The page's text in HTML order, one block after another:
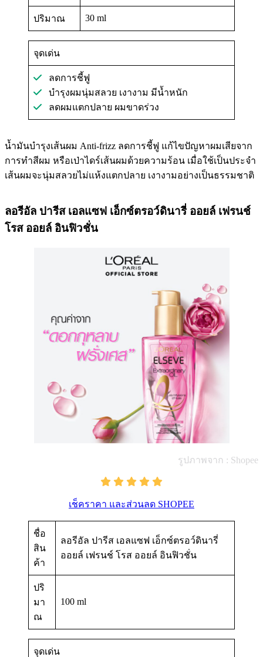
ปริมาณ 30 ml
จุดเด่น
ลดการชี้ฟู
บำรุงผมนุ่มสลวย เงางาม มีน้ำหนัก
ลดผมแตกปลาย ผมขาดร่วง
น้ำมันบำรุงเส้นผม Anti-frizz ลดการชี้ฟู แก้ไขปัญหาผมเสียจาก
การทำสีผม หรือเป่าไดร์เส้นผมด้วยความร้อน เมื่อใช้เป็นประจำ
เส้นผมจะนุ่มสลวยไม่แห้งแตกปลาย เงางามอย่างเป็นธรรมชาติ
ลอรีอัล ปารีส เอลแซฟ เอ็กซ์ตรอว์ดินารี่ ออยล์ เฟรนช์
โรส ออยล์ อินฟิวชั่น
รูปภาพจาก : Shopee
เช็คราคา และส่วนลด SHOPEE
ชื่อ
สิน
ค้า
ลอรีอัล ปารีส เอลแซฟ เอ็กซ์ตรอว์ดินารี่
ออยล์ เฟรนช์ โรส ออยล์ อินฟิวชั่น
ปริ
มา
ณ
100 ml
จุดเด่น